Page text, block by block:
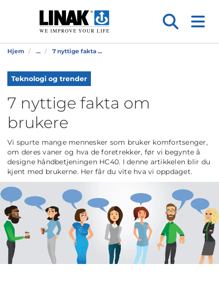
Hjem ... 7 nyttige fakta ...
Teknologi og trender
7 nyttige fakta om
brukere
Vi spurte mange mennesker som bruker komfortsenger,
om deres vaner og hva de foretrekker, før vi begynte å
designe håndbetjeningen HC40. I denne artikkelen blir du
kjent med brukerne. Her får du vite hva vi oppdaget.